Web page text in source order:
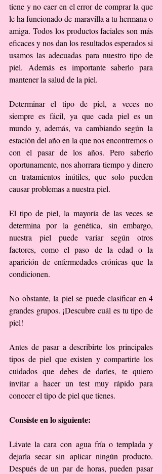
tiene y no caer en el error de comprar la que
le ha funcionado de maravilla a tu hermana o
amiga. Todos los productos faciales son más
eficaces y nos dan los resultados esperados si
usamos las adecuadas para nuestro tipo de
piel. Además es importante saberlo para
mantener la salud de la piel.
Determinar el tipo de piel, a veces no
siempre es fácil, ya que cada piel es un
mundo y, además, va cambiando según la
estación del año en la que nos encontremos o
con el pasar de los años. Pero saberlo
oportunamente, nos ahorrara tiempo y dinero
en tratamientos inútiles, que solo pueden
causar problemas a nuestra piel.
El tipo de piel, la mayoría de las veces se
determina por la genética, sin embargo,
nuestra piel puede variar según otros
factores, como el paso de la edad o la
aparición de enfermedades crónicas que la
condicionen.
No obstante, la piel se puede clasificar en 4
grandes grupos. ¡Descubre cuál es tu tipo de
piel!
Antes de pasar a describirte los principales
tipos de piel que existen y compartirte los
cuidados que debes de darles, te quiero
invitar a hacer un test muy rápido para
conocer el tipo de piel que tienes.
Consiste en lo siguiente:
Lávate la cara con agua fría o templada y
dejarla secar sin aplicar ningún producto.
Después de un par de horas, pueden pasar